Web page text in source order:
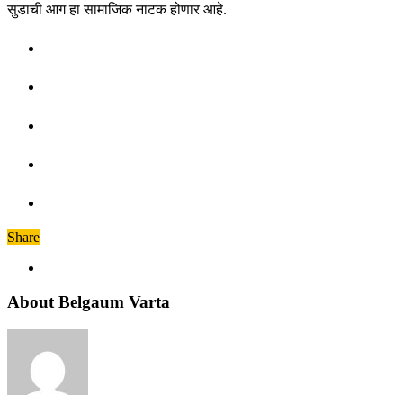
सुडाची आग हा सामाजिक नाटक होणार आहे.
Share
About Belgaum Varta